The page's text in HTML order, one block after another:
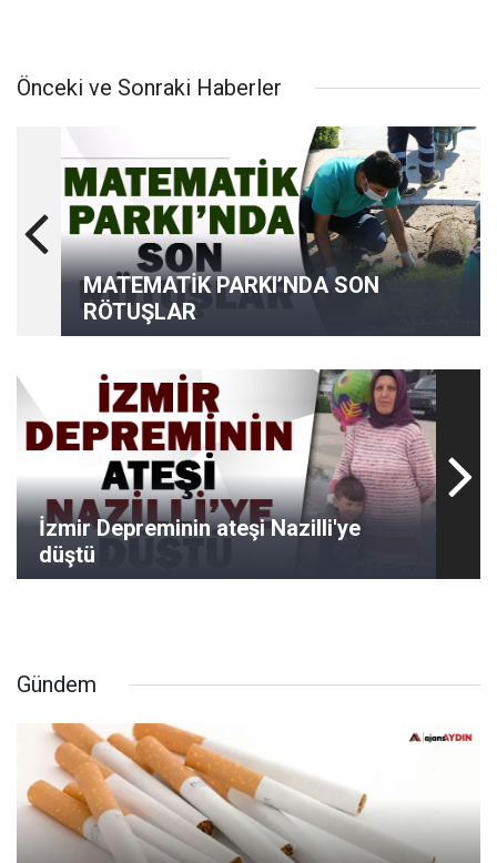
Önceki ve Sonraki Haberler
MATEMATİK PARKI’NDA SON
RÖTUŞLAR
İzmir Depreminin ateşi Nazilli'ye
düştü
Gündem